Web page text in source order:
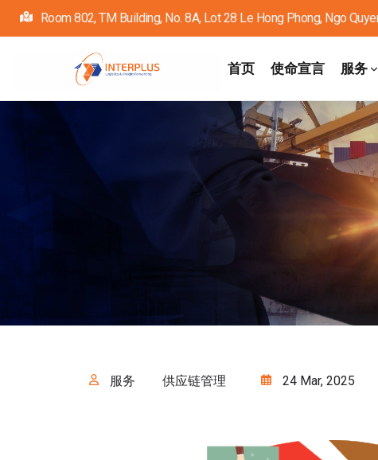
转
Room 802, TM Building, No. 8A, Lot 28 Le Hong Phong, Ngo
Main
首页 使命宣言 服务
服务 供应链管理 24 Mar, 2025